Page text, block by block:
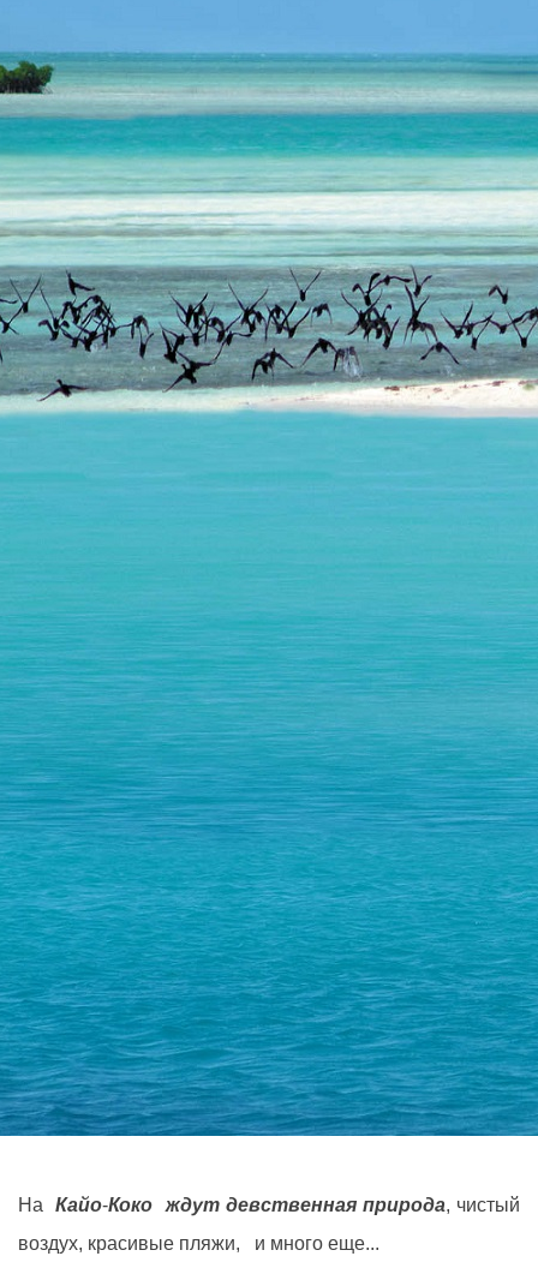
НаКайо-Коко ждут девственная природа, чистый
воздух, красивые пляжи, и много еще...